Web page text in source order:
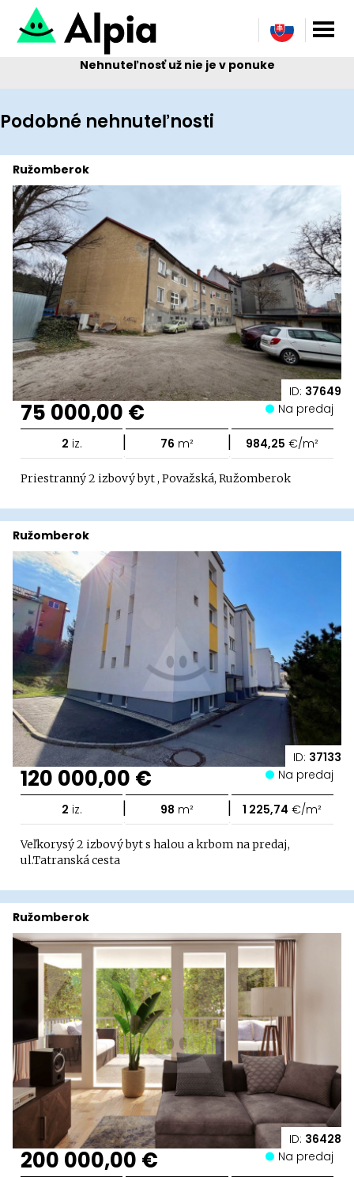
Nehnuteľnosť už nie je v ponuke
Podobné nehnuteľnosti
ID: 37649
Ružomberok
75 000,00 € Na predaj
2 iz. | 76 m² | 984,25 €/m²
Priestranný 2 izbový byt , Považská, Ružomberok
ID: 37133
Ružomberok
120 000,00 € Na predaj
2 iz. | 98 m² | 1 225,74 €/m²
Veľkorysý 2 izbový byt s halou a krbom na predaj,
ul.Tatranská cesta
ID: 36428
Ružomberok
200 000,00 € Na predaj